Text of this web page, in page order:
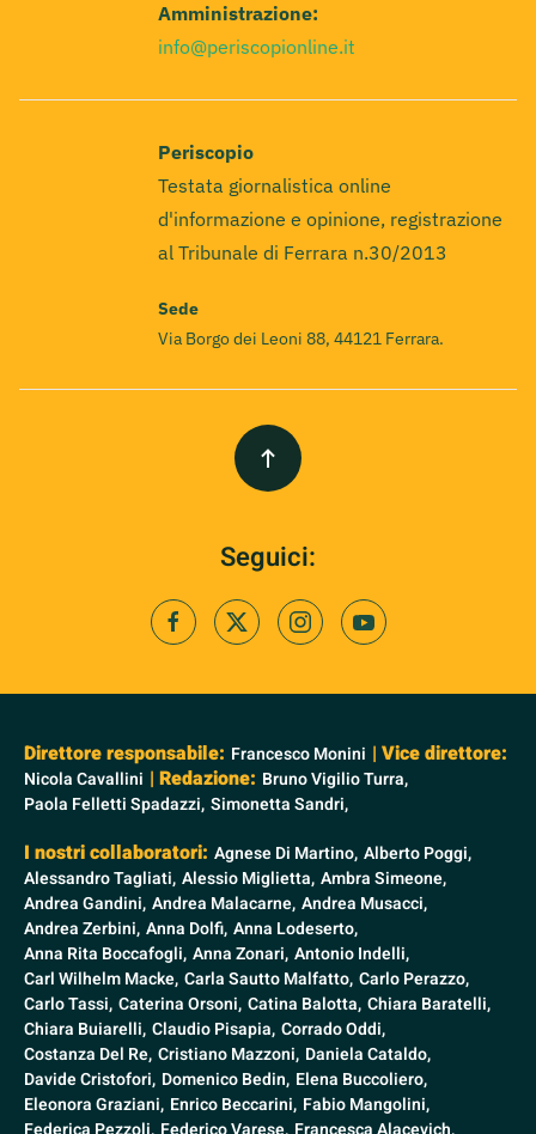
Amministrazione:
info@periscopionline.it
Periscopio
Testata giornalistica online
d'informazione e opinione, registrazione
al Tribunale di Ferrara n.30/2013
Sede
Via Borgo dei Leoni 88, 44121 Ferrara.
Seguici:
Direttore responsabile: Francesco Monini | Vice direttore:
Nicola Cavallini | Redazione: Bruno Vigilio Turra,
Paola Felletti Spadazzi, Simonetta Sandri,
I nostri collaboratori: Agnese Di Martino, Alberto Poggi,
Alessandro Tagliati, Alessio Miglietta, Ambra Simeone,
Andrea Gandini, Andrea Malacarne, Andrea Musacci,
Andrea Zerbini, Anna Dolfi, Anna Lodeserto,
Anna Rita Boccafogli, Anna Zonari, Antonio Indelli,
Carl Wilhelm Macke, Carla Sautto Malfatto, Carlo Perazzo,
Carlo Tassi, Caterina Orsoni, Catina Balotta, Chiara Baratelli,
Chiara Buiarelli, Claudio Pisapia, Corrado Oddi,
Costanza Del Re, Cristiano Mazzoni, Daniela Cataldo,
Davide Cristofori, Domenico Bedin, Elena Buccoliero,
Eleonora Graziani, Enrico Beccarini, Fabio Mangolini,